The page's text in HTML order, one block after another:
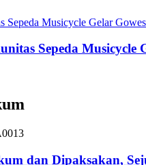
Sepeda Musicycle Gelar
Sepeda
dan Dipaksakan,